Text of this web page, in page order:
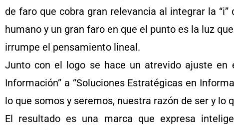
de faro que cobra gran relevancia al integrar la
humano y un gran faro en que el punto es la luz
irrumpe el pensamiento lineal.
Junto con el logo se hace un atrevido ajuste en
Información” a “Soluciones Estratégicas en
lo que somos y seremos, nuestra razón de ser y lo
El resultado es una marca que expresa